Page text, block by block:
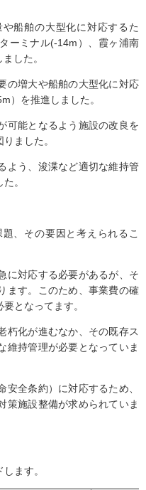
船舶の大型化に対応するた
ーミナル(-14m）、霞ヶ浦南
した。
の増大や船舶の大型化に対応
）を推進しました。
可能となるよう施設の改良を
ました。
よう、浚渫など適切な維持管
。
、その要因と考えられるこ
に対応する必要があるが、そ
ます。このため、事業費の確
となってます。
朽化が進むなか、その既存ス
維持管理が必要となっていま
安全条約）に対応するため、
策施設整備が求められていま
ます。